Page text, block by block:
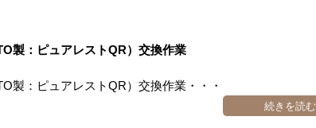
製：ピュアレストQR）交換作業
製：ピュアレストQR）交換作業・・・
続きを読む